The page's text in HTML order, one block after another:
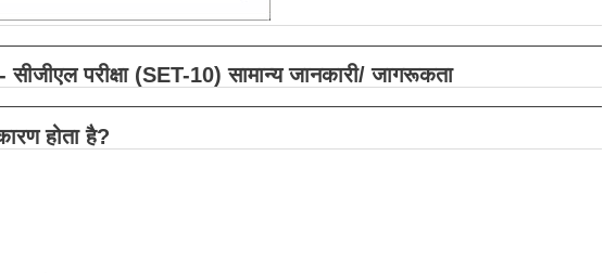
परीक्षा (SET-10) सामान्य जानकारी/ जागरूकता
होता है?